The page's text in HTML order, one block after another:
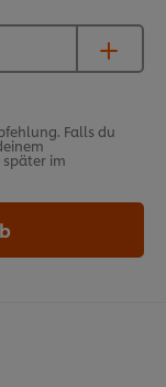
Falls du
im